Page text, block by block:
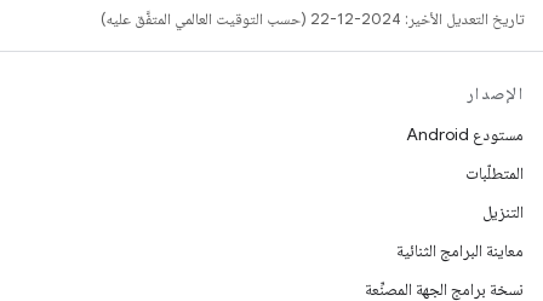
تاريخ التعديل الأخير: 2024-12-22 (حسب التوقيت العالمي المتفَّق عليه)
الإصدار
مستودع Android
المتطلّبات
التنزيل
معاينة البرامج الثنائية
نسخة برامج الجهة المصنِّعة